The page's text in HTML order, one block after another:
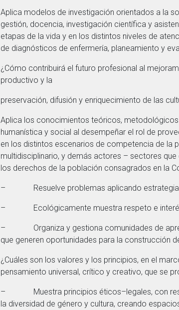
Aplica modelos de investigación orientados a la
gestión, docencia, investigación científica y
etapas de la vida y en los distintos niveles de
de diagnósticos de enfermería, planeamiento y
¿Cómo contribuirá el futuro profesional al
productivo y la
preservación, difusión y enriquecimiento de las
Aplica los conocimientos teóricos,
humanística y social al desempeñar el rol de
en los distintos escenarios de competencia de la
multidisciplinario, y demás actores – sectores
los derechos de la población consagrados en la
– Resuelve problemas aplicando estrategias
– Ecológicamente muestra respeto e
– Organiza y gestiona comunidades de
que generen oportunidades para la construcción
¿Cuáles son los valores y los principios, en el
pensamiento universal, crítico y creativo, que se
– Muestra principios éticos–legales, con
la diversidad de género y cultura, creando